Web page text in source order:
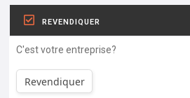
REVENDIQUER
C'est votre entreprise?
Revendiquer